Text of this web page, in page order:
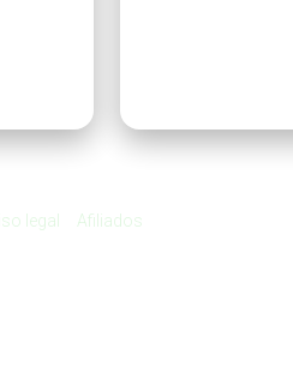
legal Afiliados